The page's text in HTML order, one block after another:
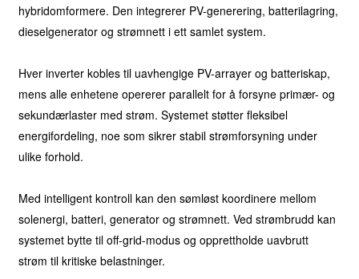
hybridomformere. Den integrerer PV-generering, batterilagring,
dieselgenerator og strømnett i ett samlet system.
Hver inverter kobles til uavhengige PV-arrayer og batteriskap,
mens alle enhetene opererer parallelt for å forsyne primær- og
sekundærlaster med strøm. Systemet støtter fleksibel
energifordeling, noe som sikrer stabil strømforsyning under
ulike forhold.
Med intelligent kontroll kan den sømløst koordinere mellom
solenergi, batteri, generator og strømnett. Ved strømbrudd kan
systemet bytte til off-grid-modus og opprettholde uavbrutt
strøm til kritiske belastninger.